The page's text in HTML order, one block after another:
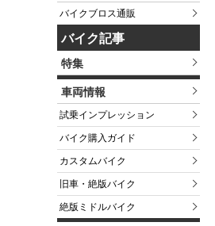
バイクブロス通販
バイク記事
特集
車両情報
試乗インプレッション
バイク購入ガイド
カスタムバイク
旧車・絶版バイク
絶版ミドルバイク